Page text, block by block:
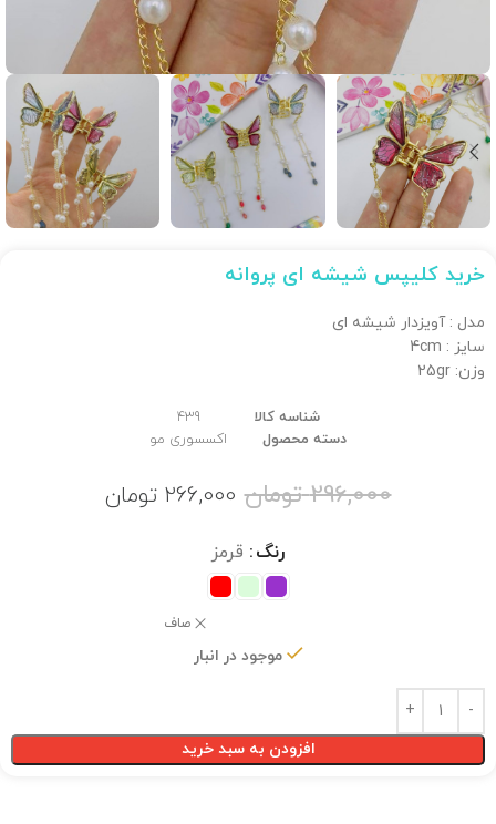
خرید کلیپس شیشه ای پروانه
مدل : آویزدار شیشه ای
سایز : 4cm
وزن: 25gr
شناسه کالا
439
دسته محصول
اکسسوری مو
296,000 تومان 266,000 تومان
رنگ قرمز
صاف
موجود در انبار
افزودن به سبد خرید